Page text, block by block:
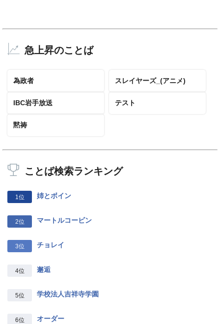
急上昇のことば
為政者 スレイヤーズ_(アニメ)
IBC岩手放送 テスト
黙祷
ことば検索ランキング
1位 姉とボイン
2位 マートルコービン
3位 チョレイ
4位 邂逅
5位 学校法人吉祥寺学園
6位 オーダー